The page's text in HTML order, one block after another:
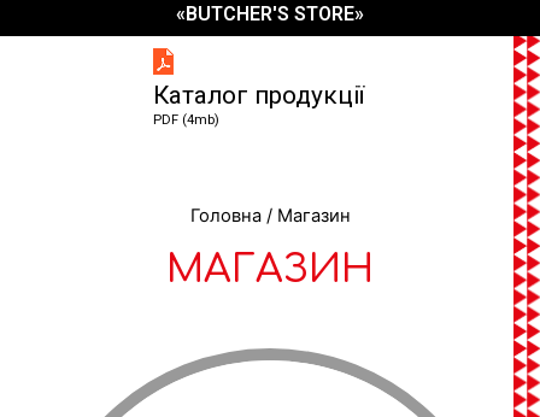
«BUTCHER'S STORE»
Каталог продукції
PDF (4mb)
Головна/ Магазин
МАГАЗИН